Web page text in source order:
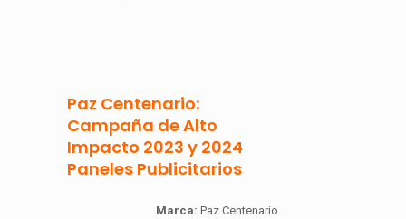
Paz Centenario:
Campaña de Alto
Impacto 2023 y 2024
Paneles Publicitarios
Marca: Paz Centenario